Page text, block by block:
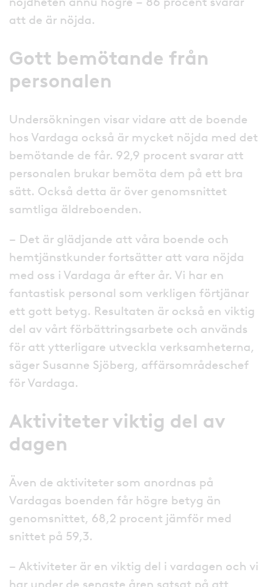
att de är nöjda.
Gott bemötande från
personalen
Undersökningen visar vidare att de boende
hos Vardaga också är mycket nöjda med det
bemötande de får. 92,9 procent svarar att
personalen brukar bemöta dem på ett bra
sätt. Också detta är över genomsnittet
samtliga äldreboenden.
– Det är glädjande att våra boende och
hemtjänstkunder fortsätter att vara nöjda
med oss i Vardaga år efter år. Vi har en
fantastisk personal som verkligen förtjänar
ett gott betyg. Resultaten är också en viktig
del av vårt förbättringsarbete och används
för att ytterligare utveckla verksamheterna,
säger Susanne Sjöberg, affärsområdeschef
för Vardaga.
Aktiviteter viktig del av
dagen
Även de aktiviteter som anordnas på
Vardagas boenden får högre betyg än
genomsnittet, 68,2 procent jämför med
snittet på 59,3.
– Aktiviteter är en viktig del i vardagen och vi
har under de senaste åren satsat på att